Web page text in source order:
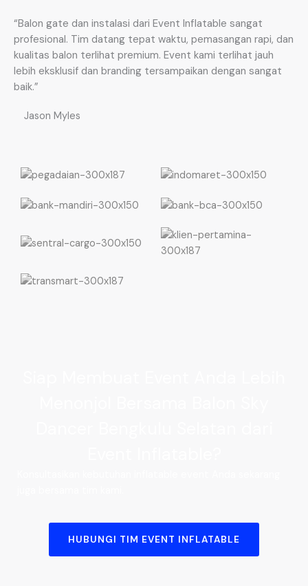
“Balon gate dan instalasi dari Event Inflatable sangat
profesional. Tim datang tepat waktu, pemasangan rapi, dan
kualitas balon terlihat premium. Event kami terlihat jauh
lebih eksklusif dan branding tersampaikan dengan sangat
baik.”
Jason Myles
HUBUNGI TIM EVENT INFLATABLE